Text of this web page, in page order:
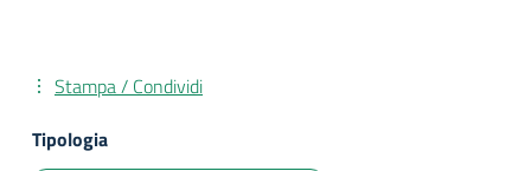
Stampa / Condividi
Tipologia